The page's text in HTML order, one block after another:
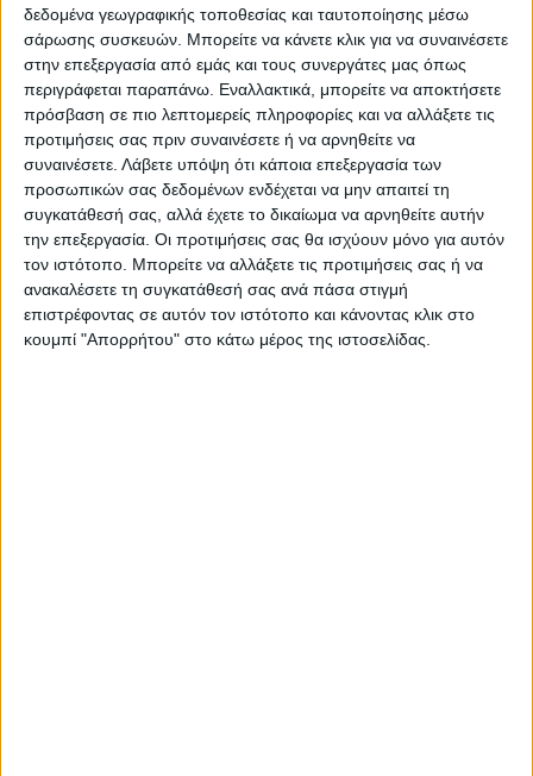
δεδομένα γεωγραφικής τοποθεσίας και ταυτοποίησης μέσω
σάρωσης συσκευών. Μπορείτε να κάνετε κλικ για να συναινέσετε
στην επεξεργασία από εμάς και τους συνεργάτες μας όπως
περιγράφεται παραπάνω. Εναλλακτικά, μπορείτε να αποκτήσετε
πρόσβαση σε πιο λεπτομερείς πληροφορίες και να αλλάξετε τις
προτιμήσεις σας πριν συναινέσετε ή να αρνηθείτε να
συναινέσετε. Λάβετε υπόψη ότι κάποια επεξεργασία των
προσωπικών σας δεδομένων ενδέχεται να μην απαιτεί τη
συγκατάθεσή σας, αλλά έχετε το δικαίωμα να αρνηθείτε αυτήν
την επεξεργασία. Οι προτιμήσεις σας θα ισχύουν μόνο για αυτόν
τον ιστότοπο. Μπορείτε να αλλάξετε τις προτιμήσεις σας ή να
ανακαλέσετε τη συγκατάθεσή σας ανά πάσα στιγμή
επιστρέφοντας σε αυτόν τον ιστότοπο και κάνοντας κλικ στο
κουμπί "Απορρήτου" στο κάτω μέρος της ιστοσελίδας.